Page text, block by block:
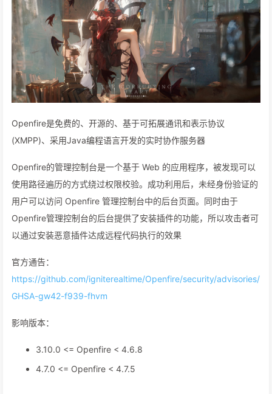
Openfire是免费的、开源的、基于可拓展通讯和表示协议
(XMPP)、采用Java编程语言开发的实时协作服务器
Openfire的管理控制台是一个基于 Web 的应用程序，被发现可以
使用路径遍历的方式绕过权限校验。成功利用后，未经身份验证的
用户可以访问 Openfire 管理控制台中的后台页面。同时由于
Openfire管理控制台的后台提供了安装插件的功能，所以攻击者可
以通过安装恶意插件达成远程代码执行的效果
官方通告：
https://github.com/igniterealtime/Openfire/security/advisories/
GHSA-gw42-f939-fhvm
影响版本：
3.10.0 <= Openfire < 4.6.8
4.7.0 <= Openfire < 4.7.5